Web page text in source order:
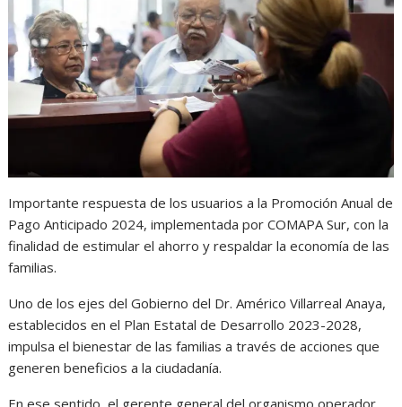
A
p
p
o
o
k
g
e
r
r
a
m
Importante respuesta de los usuarios a la Promoción Anual de
Pago Anticipado 2024, implementada por COMAPA Sur, con la
finalidad de estimular el ahorro y respaldar la economía de las
familias.
Uno de los ejes del Gobierno del Dr. Américo Villarreal Anaya,
establecidos en el Plan Estatal de Desarrollo 2023-2028,
impulsa el bienestar de las familias a través de acciones que
generen beneficios a la ciudadanía.
En ese sentido, el gerente general del organismo operador